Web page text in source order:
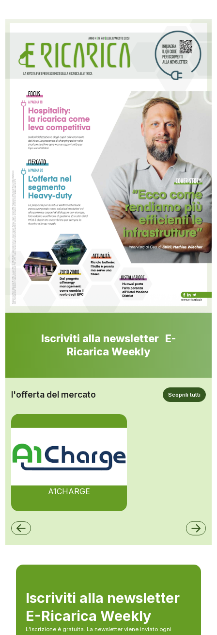
Iscriviti alla newsletter E-
Ricarica Weekly
l'offerta del mercato Scoprili tutti
A1CHARGE
Iscriviti alla newsletter
E-Ricarica Weekly
L’iscrizione è gratuita. La newsletter viene inviato ogni